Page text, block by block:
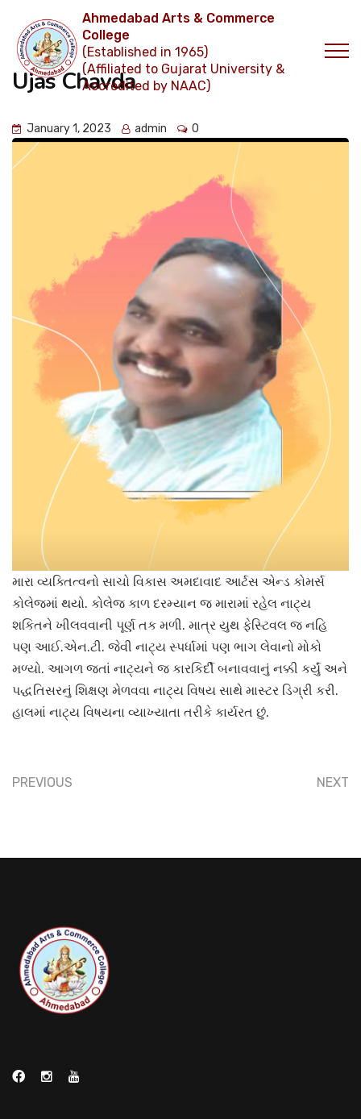
Ahmedabad Arts & Commerce
College
(Established in 1965)
(Affiliated to Gujarat University &
Accredited by NAAC)
Ujas Chavda
January 1, 2023 admin 0
મારા વ્યક્તિત્વનો સાચો વિકાસ અમદાવાદ આર્ટસ એન્ડ કોમર્સ
કોલેજમાં થયો. કોલેજ કાળ દરમ્યાન જ મારામાં રહેલ નાટ્ય
શકિતને ખીલવવાની પૂર્ણ તક મળી. માત્ર યુથ ફેસ્ટિવલ જ નહિ
પણ આઈ.એન.ટી. જેવી નાટ્ય સ્પર્ધામાં પણ ભાગ લેવાનો મોકો
મળ્યો. આગળ જતાં નાટ્યને જ કારકિર્દી બનાવવાનું નક્કી કર્યું અને
પદ્ધતિસરનું શિક્ષણ મેળવવા નાટ્ય વિષય સાથે માસ્ટર ડિગ્રી કરી.
હાલમાં નાટ્ય વિષયના વ્યાખ્યાતા તરીકે કાર્યરત છું.
PREVIOUS NEXT